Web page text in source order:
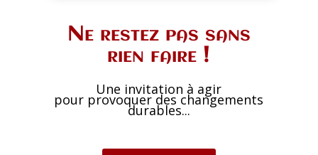
Ne restez pas sans
rien faire !
Une invitation à agir
pour provoquer des changements
durables...